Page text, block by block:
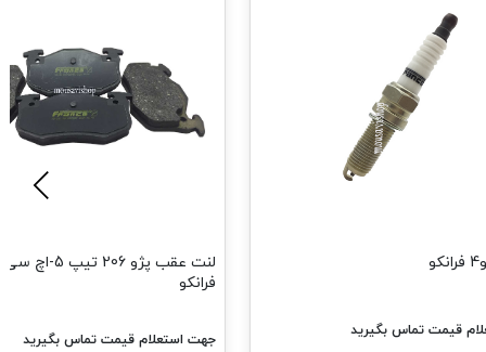
قیمت تماس بگیرید
لنت عقب پژو 206
فرانکو
جهت استعلام قیمت تماس بگیرید